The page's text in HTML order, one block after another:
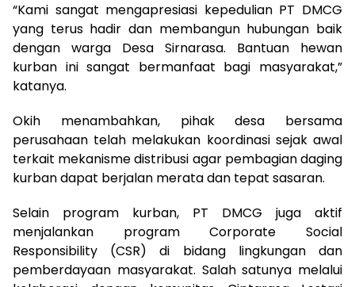
“Kami sangat mengapresiasi kepedulian PT DMCG
yang terus hadir dan membangun hubungan baik
dengan warga Desa Sirnarasa. Bantuan hewan
kurban ini sangat bermanfaat bagi masyarakat,”
katanya.
Okih menambahkan, pihak desa bersama
perusahaan telah melakukan koordinasi sejak awal
terkait mekanisme distribusi agar pembagian daging
kurban dapat berjalan merata dan tepat sasaran.
Selain program kurban, PT DMCG juga aktif
menjalankan program Corporate Social
Responsibility (CSR) di bidang lingkungan dan
pemberdayaan masyarakat. Salah satunya melalui